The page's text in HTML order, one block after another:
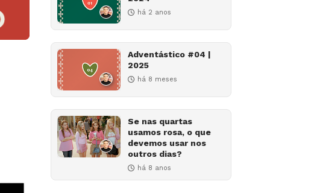
há 2 anos
Adventástico #04 |
2025
há 8 meses
Se nas quartas
usamos rosa, o que
devemos usar nos
outros dias?
há 8 anos